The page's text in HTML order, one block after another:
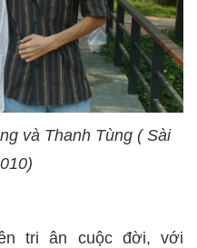
và Thanh Tùng ( Sài
tri ân cuộc đời, với